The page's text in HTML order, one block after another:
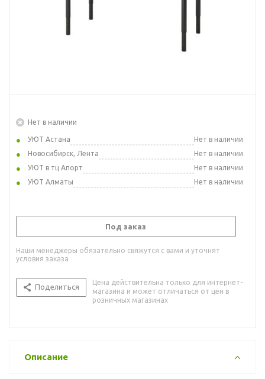
Нет в наличии
УЮТ Астана
Нет в наличии
Новосибирск, Лента
Нет в наличии
УЮТ в тц Апорт
Нет в наличии
УЮТ Алматы
Нет в наличии
Под заказ
Наши менеджеры обязательно свяжутся с вами и уточнят
условия заказа
Поделиться
Цена действительна только для интернет-
магазина и может отличаться от цен в
розничных магазинах
Описание